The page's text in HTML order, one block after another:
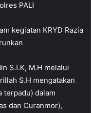
PALI
kegiatan KRYD Razia
S.I.K, M.H melalui
S.H mengatakan
terpadu) dalam
dan Curanmor),